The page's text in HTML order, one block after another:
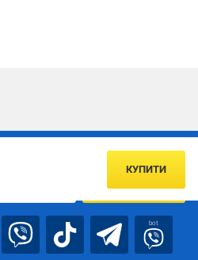
КУПИТИ
першим про акції та пропозиції
ПІДПИСАТИСЯ
bot